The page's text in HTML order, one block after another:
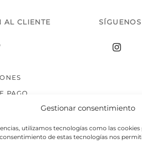
Gestionar consentimiento
utilizamos tecnologías como las
de estas tecnologías nos
AL CLIENTE
PAGO
SÍGUENOS